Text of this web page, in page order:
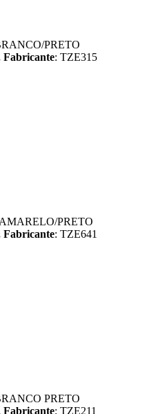
PRETO
Fabricante: TZE315
PRETO
Fabricante: TZE641
PRETO
Fabricante: TZE211